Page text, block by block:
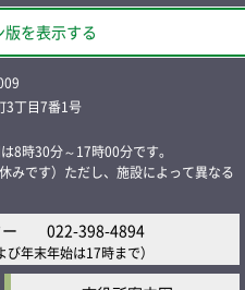
版を表示する
3丁目7番1号
8時30分～17時00分です。
みです）ただし、施設によって異なる
022-398-4894
び年末年始は17時まで）